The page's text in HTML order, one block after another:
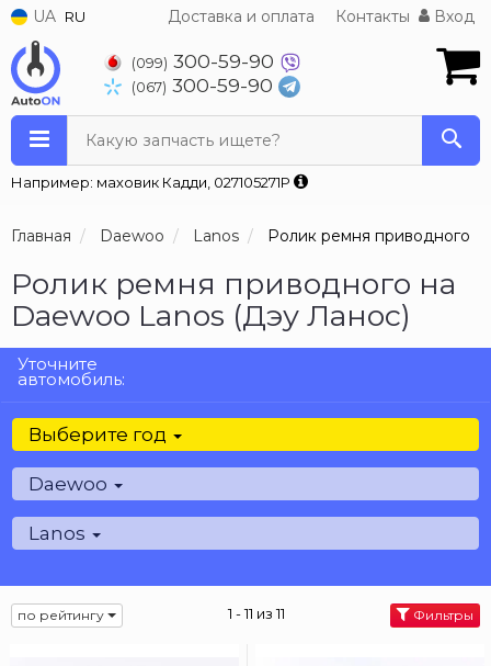
UA RU Доставка и оплата Контакты Вход
(099) 300-59-90
(067) 300-59-90
Какую запчасть ищете?
Например: маховик Кадди, 027105271P
Главная Daewoo Lanos Ролик ремня приводного
Ролик ремня приводного на
Daewoo Lanos (Дэу Ланос)
Уточните
автомобиль:
Выберите год
Daewoo
Lanos
по рейтингу 1 - 11 из 11 Фильтры